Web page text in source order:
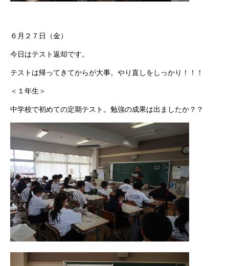
６月２７日（金）
今日はテスト返却です。
テストは帰ってきてからが大事。やり直しをしっかり！！！
＜１年生＞
中学校で初めての定期テスト。勉強の成果は出ましたか？？